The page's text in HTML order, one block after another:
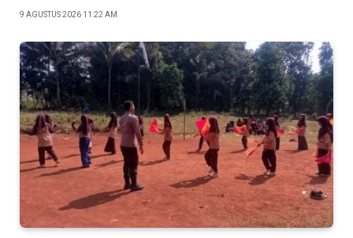
9 AGUSTUS 2026 11:22 AM